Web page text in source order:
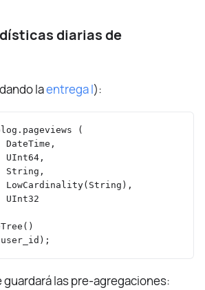
diarias de
laentrega I):
(
DateTime,
UInt64,
String,
LowCardinality(String),
UInt32
user_id);
guardará las pre-agregaciones: